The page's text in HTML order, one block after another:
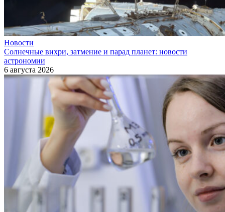
Новости
Солнечные вихри, затмение и парад планет: новости
астрономии
6 августа 2026